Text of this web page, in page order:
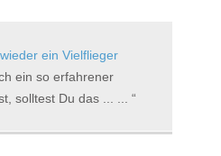
ein Vielflieger
ein so erfahrener
solltest Du das ... ...